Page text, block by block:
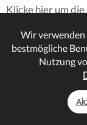
Klicke hier um
Passende
Wir verwenden
bestmögliche
Nutzung